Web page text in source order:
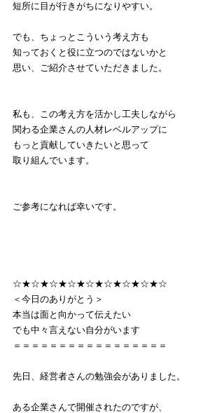
短所に目が行きがちになりやすい。
でも、ちょっとこういう考え方も
知っておくと役に立つのではないかと
思い、ご紹介させていただきました。
私も、この考え方を活かし工夫しながら
関わる企業さんの人材レベルアップに
もっと貢献していきたいと思って
取り組んでいます。
ご参考になれば幸いです。
☆★☆★☆★☆★☆★☆★☆★☆★☆
＜今日のありがとう＞
本当は面と向かって伝えたい
でも中々言えない自分がいます
＝＝＝＝＝＝＝＝＝＝＝＝＝＝＝＝＝
先日、経営者さんの勉強会がありました。
ある企業さんで開催されたのですが、